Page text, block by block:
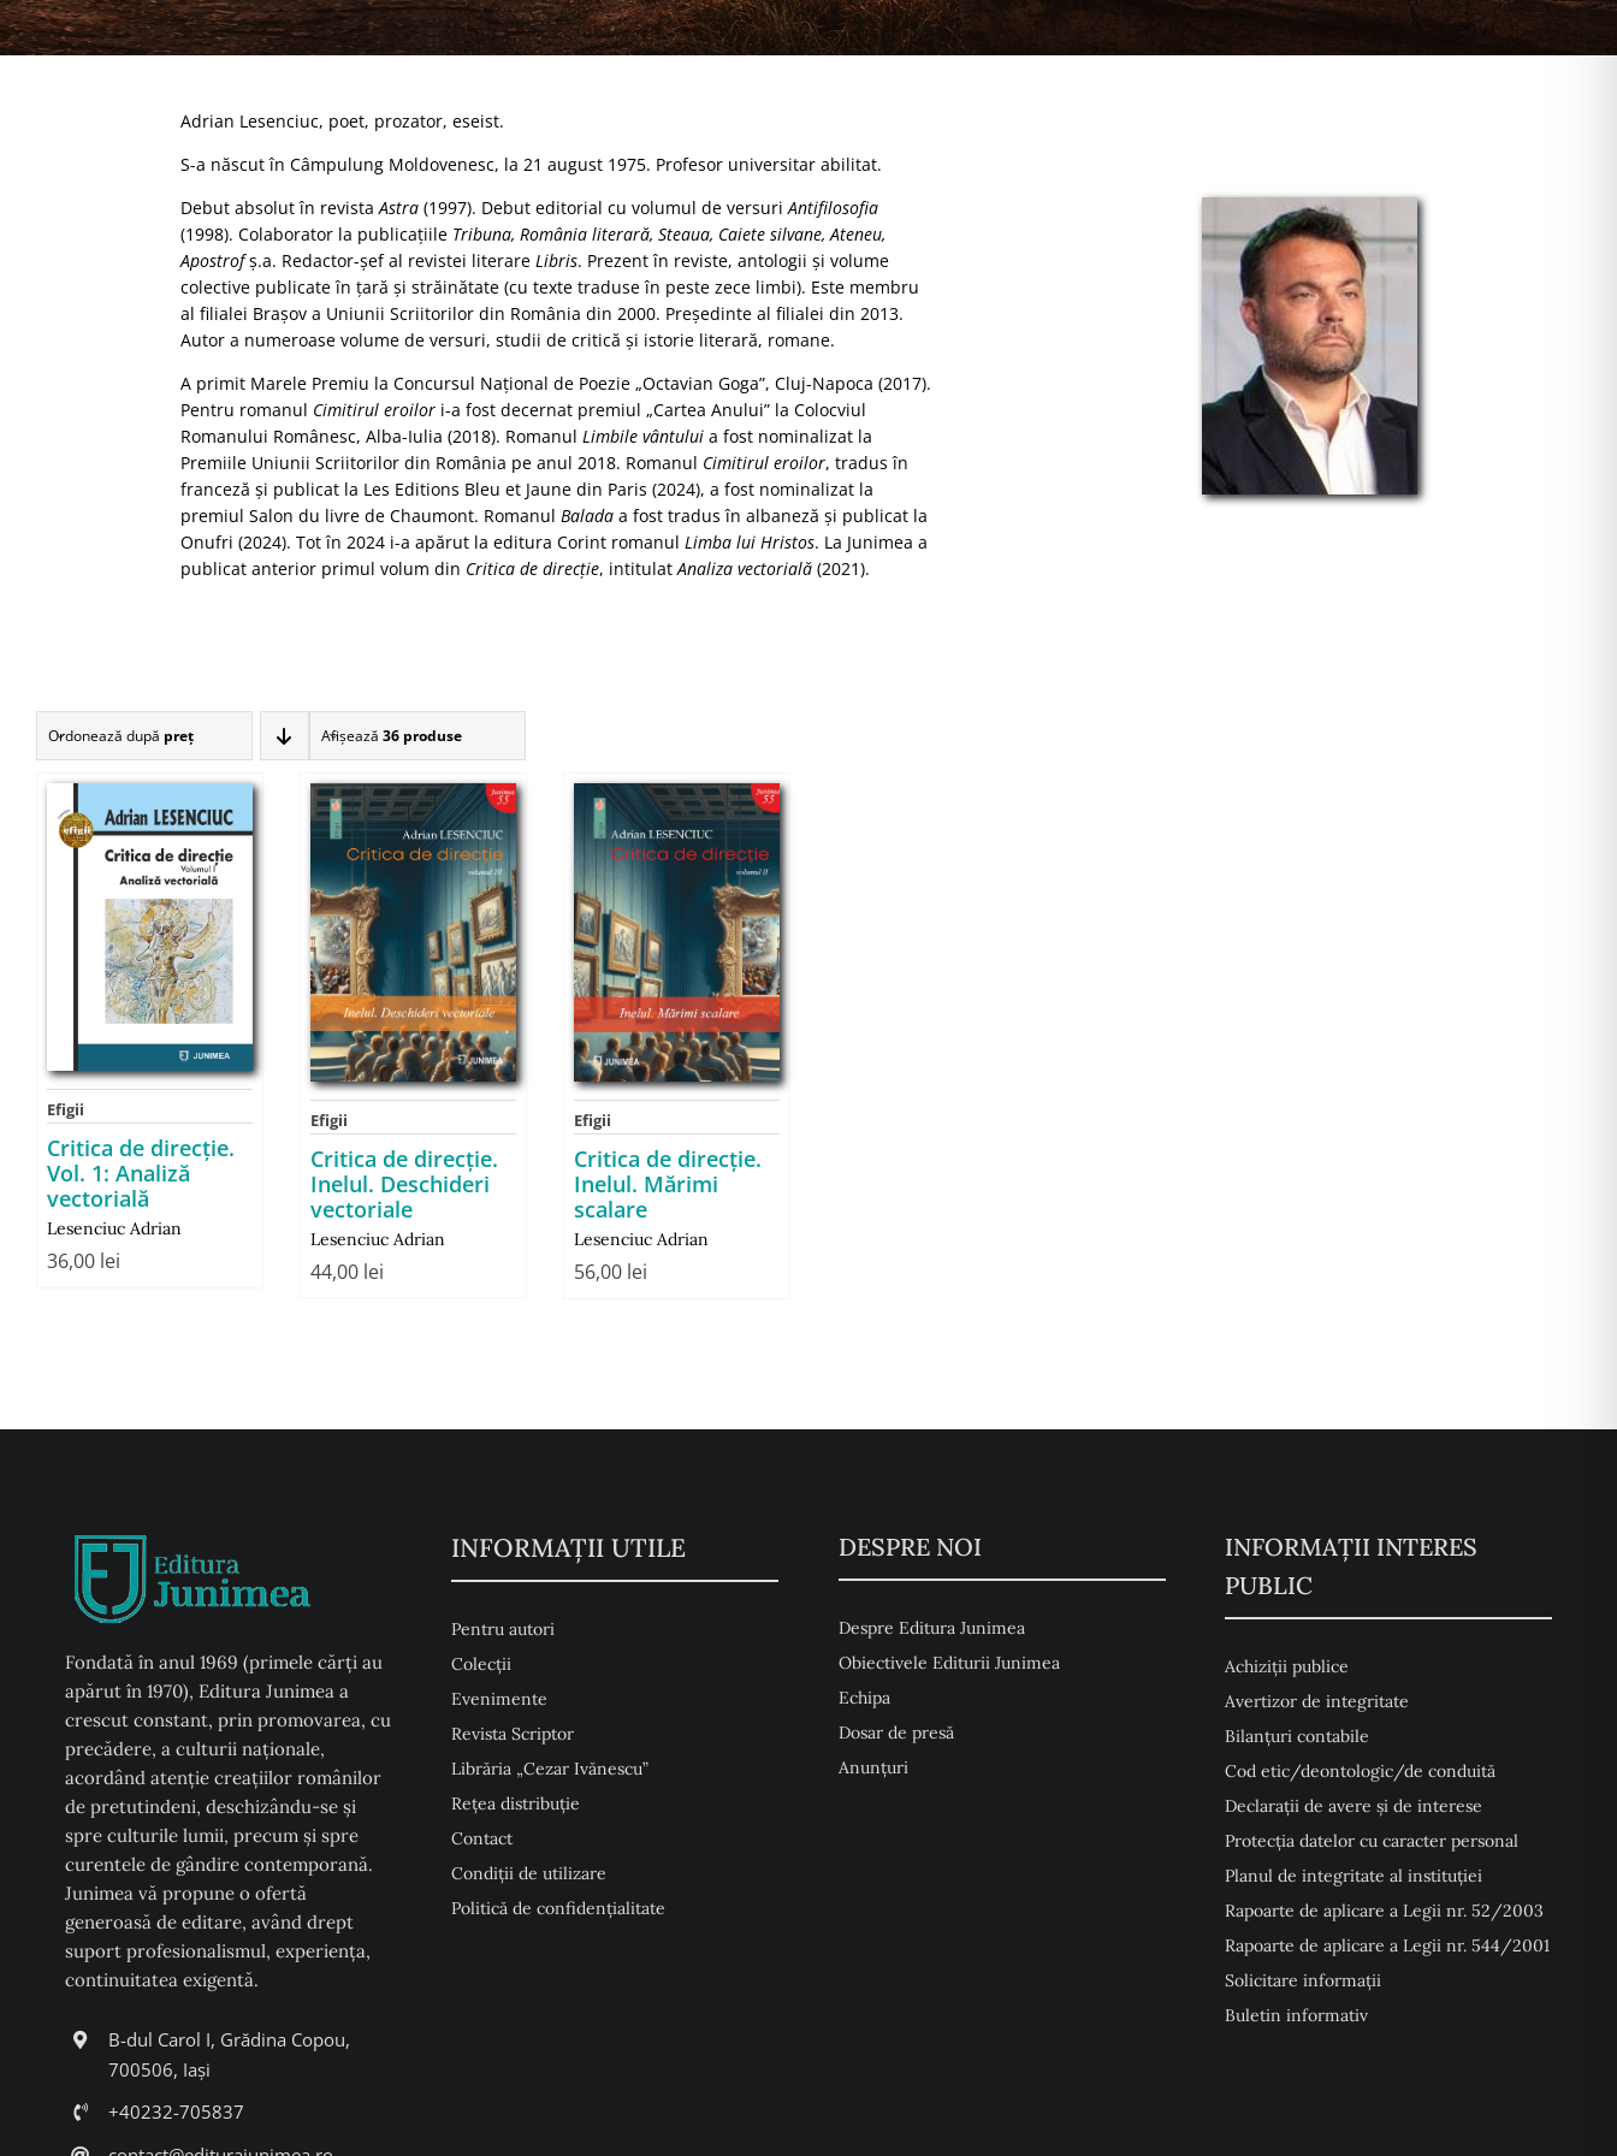
Adrian Lesenciuc, poet, prozator, eseist.
S-a născut în Câmpulung Moldovenesc, la 21 august 1975. Profesor universitar abilitat.
Debut absolut în revistaAstra (1997). Debut editorial cu volumul de versuriAntifilosofia
(1998). Colaborator la publicaţiile Tribuna, România literară, Steaua, Caiete silvane, Ateneu,
Apostrofş.a. Redactor-şef al revistei literareLibris. Prezent în reviste, antologii şi volume
colective publicate în ţară şi străinătate (cu texte traduse în peste zece limbi). Este membru
al filialei Braşov a Uniunii Scriitorilor din România din 2000. Preşedinte al filialei din 2013.
Autor a numeroase volume de versuri, studii de critică şi istorie literară, romane.
A primit Marele Premiu la Concursul Naţional de Poezie „Octavian Goga”, Cluj-Napoca (2017).
Pentru romanul Cimitirul eroilor i-a fost decernat premiul „Cartea Anului” la Colocviul
Romanului Românesc, Alba-Iulia (2018). RomanulLimbile vântului a fost nominalizat la
Premiile Uniunii Scriitorilor din România pe anul 2018. Romanul Cimitirul eroilor, tradus în
franceză şi publicat la Les Editions Bleu et Jaune din Paris (2024), a fost nominalizat la
premiul Salon du livre de Chaumont. RomanulBalada a fost tradus în albaneză şi publicat la
Onufri (2024). Tot în 2024 i-a apărut la editura Corint romanulLimba lui Hristos. La Junimea a
publicat anterior primul volum din Critica de direcţie, intitulatAnaliza vectorială(2021).
Ordonează după preţ Afişează 36 produse
Efigii
Critica de direcţie.
Vol. 1: Analiză
vectorială
Lesenciuc Adrian
36,00 lei
Efigii
Critica de direcție.
Inelul. Deschideri
vectoriale
Lesenciuc Adrian
44,00 lei
Efigii
Critica de direcţie.
Inelul. Mărimi
scalare
Lesenciuc Adrian
56,00 lei
Fondată în anul 1969 (primele cărți au
apărut în 1970), Editura Junimea a
crescut constant, prin promovarea, cu
precădere, a culturii naţionale,
acordând atenţie creaţiilor românilor
de pretutindeni, deschizându-se şi
spre culturile lumii, precum şi spre
curentele de gândire contemporană.
Junimea vă propune o ofertă
generoasă de editare, având drept
suport profesionalismul, experiența,
continuitatea exigentă.
B-dul Carol I, Grădina Copou,
700506, Iași
+40232-705837
INFORMAŢII UTILE
Pentru autori
Colecţii
Evenimente
Revista Scriptor
Librăria „Cezar Ivănescu”
Rețea distribuție
Contact
Condiţii de utilizare
Politică de confidențialitate
DESPRE NOI
Despre Editura Junimea
Obiectivele Editurii Junimea
Echipa
Dosar de presă
Anunţuri
INFORMAȚII INTERES
PUBLIC
Achiziții publice
Avertizor de integritate
Bilanțuri contabile
Cod etic/deontologic/de conduită
Declarații de avere și de interese
Protecția datelor cu caracter personal
Planul de integritate al instituției
Rapoarte de aplicare a Legii nr. 52/2003
Rapoarte de aplicare a Legii nr. 544/2001
Solicitare informații
Buletin informativ